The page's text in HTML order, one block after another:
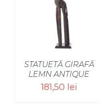
STATUETĂ GIRAFĂ
LEMN ANTIQUE
181,50 lei